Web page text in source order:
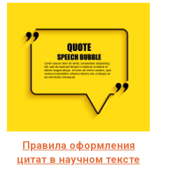
Правила оформления
цитат в научном тексте